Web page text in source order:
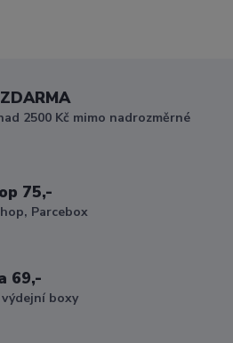
2500 Kč mimo nadrozměrné
75,-
Parcebox
69,-
boxy